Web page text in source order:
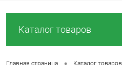
Каталог товаров